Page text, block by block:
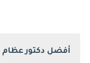
أفضل دكتور عظام